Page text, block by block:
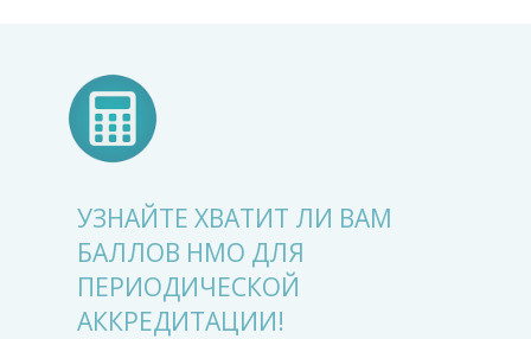
УЗНАЙТЕ ХВАТИТ ЛИ ВАМ
БАЛЛОВ НМО ДЛЯ
ПЕРИОДИЧЕСКОЙ
АККРЕДИТАЦИИ!